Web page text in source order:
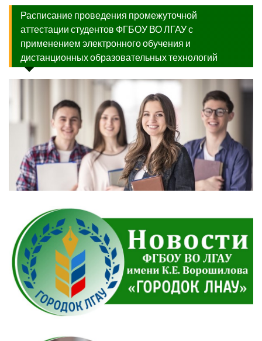
Расписание проведения промежуточной
аттестации студентов ФГБОУ ВО ЛГАУ с
применением электронного обучения и
дистанционных образовательных технологий